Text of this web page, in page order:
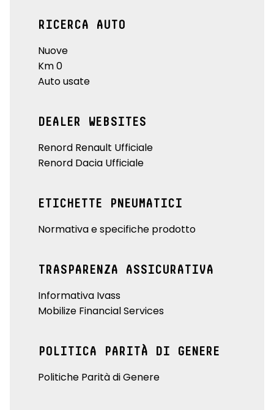
RICERCA AUTO
Nuove
Km 0
Auto usate
DEALER WEBSITES
Renord Renault Ufficiale
Renord Dacia Ufficiale
ETICHETTE PNEUMATICI
Normativa e specifiche prodotto
TRASPARENZA ASSICURATIVA
Informativa Ivass
Mobilize Financial Services
POLITICA PARITÀ DI GENERE
Politiche Parità di Genere